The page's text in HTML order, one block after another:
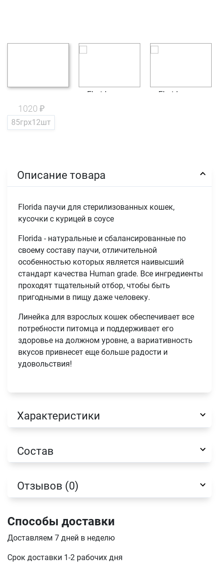
1020 ₽
85грх12шт
Описание товара
Florida паучи для стерилизованных кошек,
кусочки с курицей в соусе
Florida - натуральные и сбалансированные по
своему составу паучи, отличительной
особенностью которых является наивысший
стандарт качества Human grade. Все ингредиенты
проходят тщательный отбор, чтобы быть
пригодными в пищу даже человеку.
Линейка для взрослых кошек обеспечивает все
потребности питомца и поддерживает его
здоровье на должном уровне, а вариативность
вкусов привнесет еще больше радости и
удовольствия!
Характеристики
Состав
Отзывов (0)
Способы доставки
Доставляем 7 дней в неделю
Срок доставки 1-2 рабочих дня
Имя
Телефон